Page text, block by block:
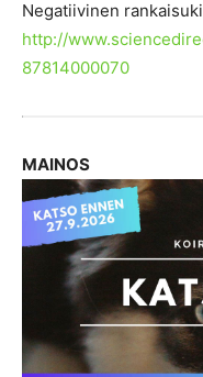
Negatiivinen
http://
87814000070
MAINOS